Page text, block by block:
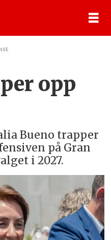
opp
Bueno trapper
på Gran
i 2027.